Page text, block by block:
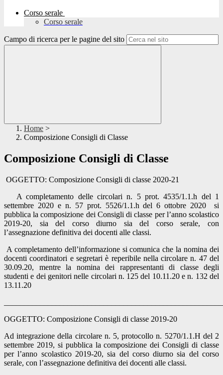
Corso serale
Corso serale
Campo di ricerca per le pagine del sito
Home >
Composizione Consigli di Classe
Composizione Consigli di Classe
OGGETTO: Composizione Consigli di classe 2020-21
A completamento delle circolari n. 5 prot. 4535/1.1.h del 1
settembre 2020 e n. 57 prot. 5526/1.1.h del 6 ottobre 2020 si
pubblica la composizione dei Consigli di classe per l’anno scolastico
2019-20, sia del corso diurno sia del corso serale, con
l’assegnazione definitiva dei docenti alle classi.
A completamento dell’informazione si comunica che la nomina dei
docenti coordinatori e segretari è reperibile nella circolare n. 47 del
30.09.20, mentre la nomina dei rappresentanti di classe degli
studenti e dei genitori nelle circolari n. 125 del 10.11.20 e n. 132 del
13.11.20
OGGETTO: Composizione Consigli di classe 2019-20
Ad integrazione della circolare n. 5, protocollo n. 5270/1.1.H del 2
settembre 2019, si pubblica la composizione dei Consigli di classe
per l’anno scolastico 2019-20, sia del corso diurno sia del corso
serale, con l’assegnazione definitiva dei docenti alle classi.